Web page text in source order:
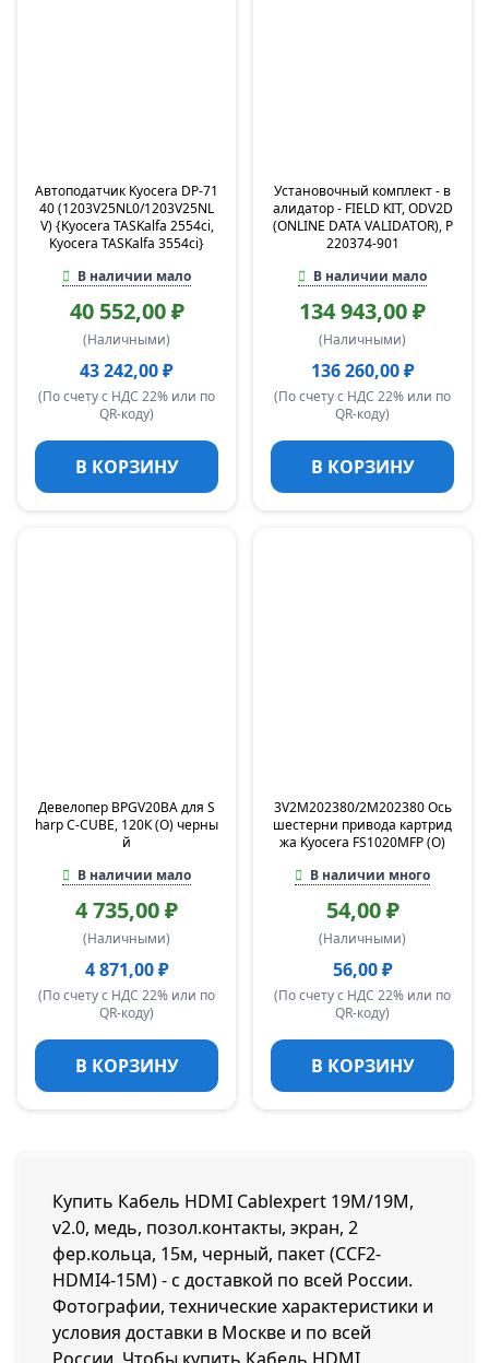
Автоподатчик Kyocera DP-71
40 (1203V25NL0/1203V25NL
V) {Kyocera TASKalfa 2554ci,
Kyocera TASKalfa 3554ci}
В наличии мало
40 552,00 ₽
(Наличными)
43 242,00 ₽
(По счету с НДС 22% или по
QR-коду)
В КОРЗИНУ
Установочный комплект - в
алидатор - FIELD KIT, ODV2D
(ONLINE DATA VALIDATOR), P
220374-901
В наличии мало
134 943,00 ₽
(Наличными)
136 260,00 ₽
(По счету с НДС 22% или по
QR-коду)
В КОРЗИНУ
Девелопер BPGV20BA для S
harp C-CUBE, 120К (O) черны
й
В наличии мало
4 735,00 ₽
(Наличными)
4 871,00 ₽
(По счету с НДС 22% или по
QR-коду)
В КОРЗИНУ
3V2M202380/2M202380 Ось
шестерни привода картрид
жа Kyocera FS1020MFP (O)
В наличии много
54,00 ₽
(Наличными)
56,00 ₽
(По счету с НДС 22% или по
QR-коду)
В КОРЗИНУ
Купить Кабель HDMI Cablexpert 19M/19M,
v2.0, медь, позол.контакты, экран, 2
фер.кольца, 15м, черный, пакет (CCF2-
HDMI4-15M) - с доставкой по всей России.
Фотографии, технические характеристики и
условия доставки в Москве и по всей